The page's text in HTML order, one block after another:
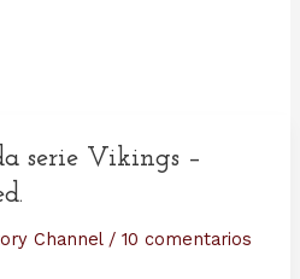
serie Vikings –
Channel/ 10 comentarios